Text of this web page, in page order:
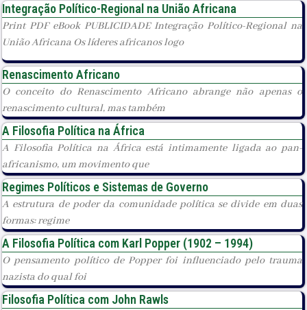
Integração Político-Regional na União Africana
Print PDF eBook PUBLICIDADE Integração Político-Regional na
União Africana Os líderes africanos logo
Renascimento Africano
O conceito do Renascimento Africano abrange não apenas o
renascimento cultural, mas também
A Filosofia Política na África
A Filosofia Política na África está intimamente ligada ao pan-
africanismo, um movimento que
Regimes Políticos e Sistemas de Governo
A estrutura de poder da comunidade política se divide em duas
formas: regime
A Filosofia Política com Karl Popper (1902 – 1994)
O pensamento político de Popper foi influenciado pelo trauma
nazista do qual foi
Filosofia Política com John Rawls